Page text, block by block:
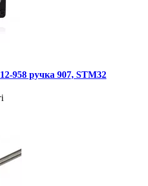
958 ручка 907, STM32